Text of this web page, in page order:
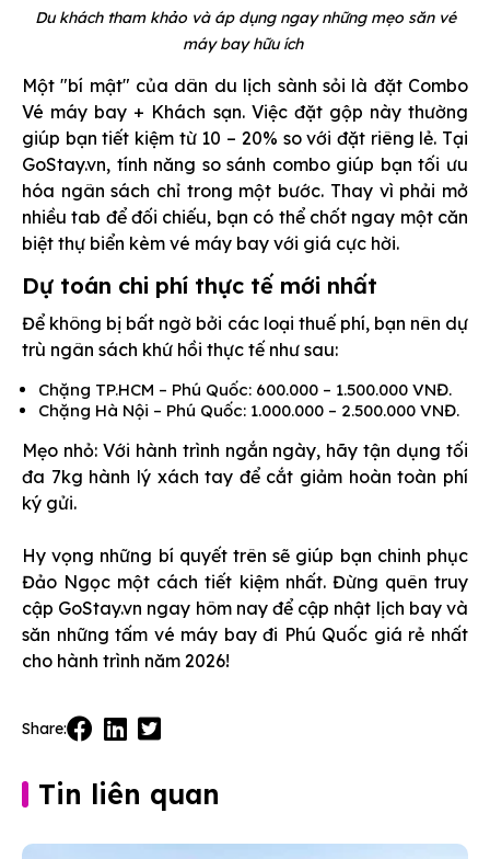
Du khách tham khảo và áp dụng ngay những mẹo săn vé
máy bay hữu ích
Một "bí mật" của dân du lịch sành sỏi là đặt Combo
Vé máy bay + Khách sạn. Việc đặt gộp này thường
giúp bạn tiết kiệm từ 10 – 20% so với đặt riêng lẻ. Tại
GoStay.vn, tính năng so sánh combo giúp bạn tối ưu
hóa ngân sách chỉ trong một bước. Thay vì phải mở
nhiều tab để đối chiếu, bạn có thể chốt ngay một căn
biệt thự biển kèm vé máy bay với giá cực hời.
Dự toán chi phí thực tế mới nhất
Để không bị bất ngờ bởi các loại thuế phí, bạn nên dự
trù ngân sách khứ hồi thực tế như sau:
Chặng TP.HCM – Phú Quốc: 600.000 – 1.500.000 VNĐ.
Chặng Hà Nội – Phú Quốc: 1.000.000 – 2.500.000 VNĐ.
Mẹo nhỏ: Với hành trình ngắn ngày, hãy tận dụng tối
đa 7kg hành lý xách tay để cắt giảm hoàn toàn phí
ký gửi.
Hy vọng những bí quyết trên sẽ giúp bạn chinh phục
Đảo Ngọc một cách tiết kiệm nhất. Đừng quên truy
cập GoStay.vn ngay hôm nay để cập nhật lịch bay và
săn những tấm vé máy bay đi Phú Quốc giá rẻ nhất
cho hành trình năm 2026!
Share:
Tin liên quan